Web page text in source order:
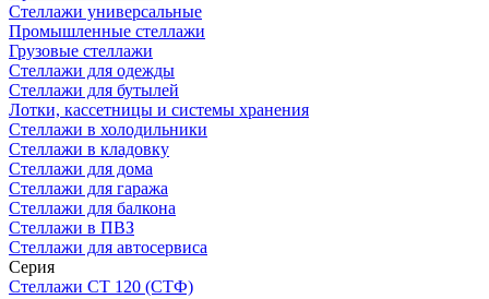
Стеллажи универсальные
Промышленные стеллажи
Грузовые стеллажи
Стеллажи для одежды
Стеллажи для бутылей
Лотки, кассетницы и системы хранения
Стеллажи в холодильники
Стеллажи в кладовку
Стеллажи для дома
Стеллажи для гаража
Стеллажи для балкона
Стеллажи в ПВЗ
Стеллажи для автосервиса
Серия
Стеллажи СТ 120 (СТФ)